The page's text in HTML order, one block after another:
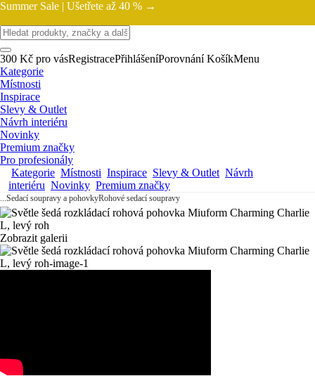
Summer Sale | Ušetřete až 40 % →
300 Kč pro vásRegistracePřihlášeníPorovnání KošíkMenu
Kategorie
Místnosti
Inspirace
Slevy & Outlet
Návrh interiéru
Novinky
Premium značky
Pro profesionály
Kategorie Místnosti Inspirace Slevy & Outlet Návrh
interiéru Novinky Premium značky
...Sedací soupravy a pohovkyRohové sedací soupravy
Zobrazit galerii